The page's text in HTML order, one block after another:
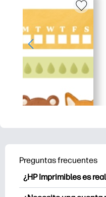
Preguntas frecuentes
¿HP Imprimibles es
HP Printables ofrece